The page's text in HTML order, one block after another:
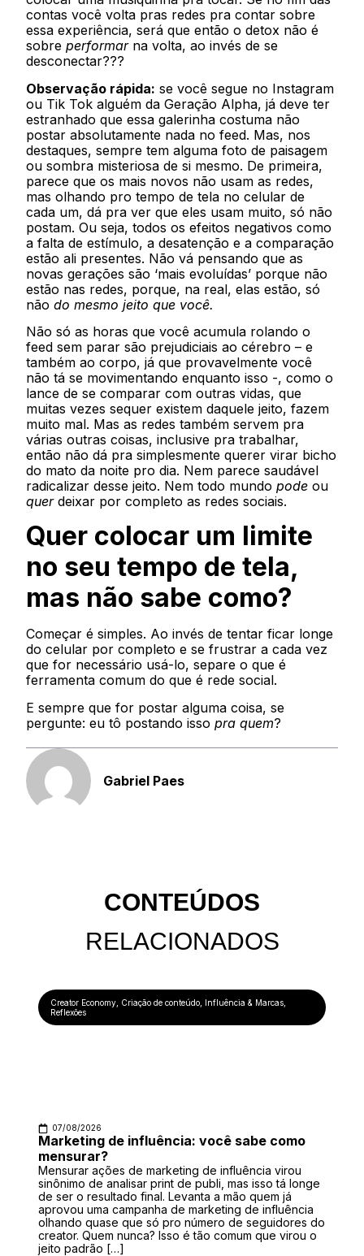
contas você volta pras redes pra contar sobre
essa experiência, será que então o detox não é
sobreperformar na volta, ao invés de se
desconectar???
Observação rápida: se você segue no Instagram
ou Tik Tok alguém da Geração Alpha, já deve ter
estranhado que essa galerinha costuma não
postar absolutamente nada no feed. Mas, nos
destaques, sempre tem alguma foto de paisagem
ou sombra misteriosa de si mesmo. De primeira,
parece que os mais novos não usam as redes,
mas olhando pro tempo de tela no celular de
cada um, dá pra ver que eles usam muito, só não
postam. Ou seja, todos os efeitos negativos como
a falta de estímulo, a desatenção e a comparação
estão ali presentes. Não vá pensando que as
novas gerações são ‘mais evoluídas’ porque não
estão nas redes, porque, na real, elas estão, só
nãodo mesmo jeito que você.
Não só as horas que você acumula rolando o
feed sem parar são prejudiciais ao cérebro – e
também ao corpo, já que provavelmente você
não tá se movimentando enquanto isso -, como o
lance de se comparar com outras vidas, que
muitas vezes sequer existem daquele jeito, fazem
muito mal. Mas as redes também servem pra
várias outras coisas, inclusive pra trabalhar,
então não dá pra simplesmente querer virar bicho
do mato da noite pro dia. Nem parece saudável
radicalizar desse jeito. Nem todo mundopodeou
querdeixar por completo as redes sociais.
Quer colocar um limite
no seu tempo de tela,
mas não sabe como?
Começar é simples. Ao invés de tentar ficar longe
do celular por completo e se frustrar a cada vez
que for necessário usá-lo, separe o que é
ferramenta comum do que é rede social.
E sempre que for postar alguma coisa, se
pergunte: eu tô postando issopra quem?
Gabriel Paes
CONTEÚDOS
RELACIONADOS
Creator Economy Criação de conteúdo Influência & Marcas
Reflexões
07/08/2026
Marketing de influência: você sabe como
mensurar?
Mensurar ações de marketing de influência virou
sinônimo de analisar print de publi, mas isso tá longe
de ser o resultado final. Levanta a mão quem já
aprovou uma campanha de marketing de influência
olhando quase que só pro número de seguidores do
creator. Quem nunca? Isso é tão comum que virou o
jeito padrão […]